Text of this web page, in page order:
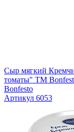
Сыр мягкий
томаты" ТМ
Bonfesto
Артикул 6053